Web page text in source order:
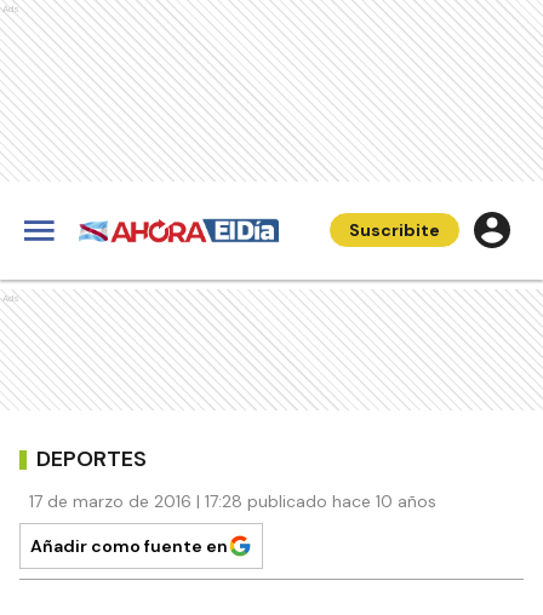
Ads
Suscribite
Ads
DEPORTES
17 de marzo de 2016 | 17:28 publicado hace 10 años
Añadir como fuente en